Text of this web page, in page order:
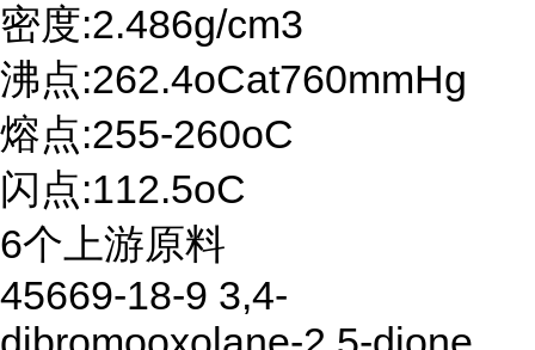
密度:2.486g/cm3
沸点:262.4oCat760mmHg
熔点:255-260oC
闪点:112.5oC
6个上游原料
45669-18-9 3,4-